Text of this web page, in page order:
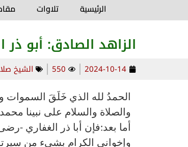
الرئيسية تلاوات
الزاهد الصادق: أبو ذر
2024-10-14
550 الشيخ
الحمدُ لله الذي خَلَقَ
والصلاة والسلام على نبينا
أما بعد:فإن أبا ذر الغفاري -
وإخواني الكرام بشيء من